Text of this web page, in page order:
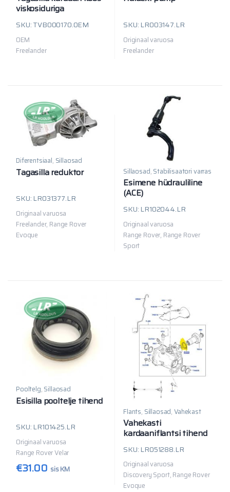
viskosiduriga
SKU: TVB000170.OEM
OEM
Freelander
SKU: LR003147.LR
Originaal varuosa
Freelander
Diferentsiaal, Sillaosad
Tagasilla reduktor
SKU: LR031377.LR
Originaal varuosa
Freelander, Range Rover
Evoque
Sillaosad,Stabilisaatori varras
Esimene hüdrauliline
(ACE)
SKU: LR102044.LR
Originaal varuosa
Range Rover, Range Rover
Sport
Pooltelg,Sillaosad
Esisilla pooltelje tihend
SKU: LR101425.LR
Originaal varuosa
Range Rover Velar
€31.00 sis KM
Flants, Sillaosad,Vahekast
Vahekasti
kardaaniflantsi tihend
SKU: LR051288.LR
Originaal varuosa
Discovery Sport, Range Rover
Evoque